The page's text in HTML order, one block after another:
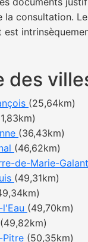
la consultation.
est
des
(25,64km)
(36,43km)
(46,62km)
de-Marie-
(49,31km)
(49,70km)
(49,82km)
Pitre (50,35km)